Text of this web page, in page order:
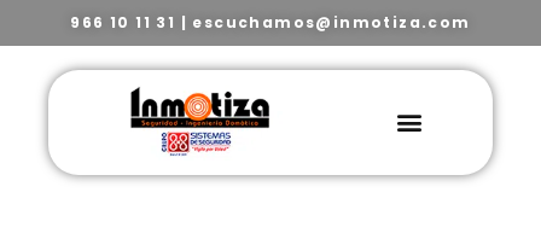
966 10 11 31 | escuchamos@inmotiza.com